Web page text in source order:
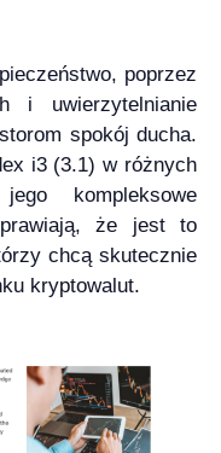
poprzez
i uwierzytelnianie
spokój ducha.
i3 (3.1) w różnych
kompleksowe
że jest to
chcą skutecznie
kryptowalut.